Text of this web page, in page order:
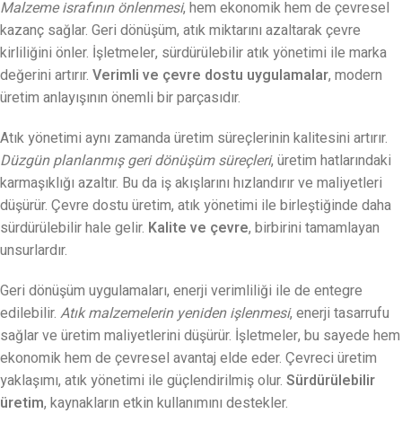
Malzeme israfının önlenmesi, hem ekonomik hem de çevresel
kazanç sağlar. Geri dönüşüm, atık miktarını azaltarak çevre
kirliliğini önler. İşletmeler, sürdürülebilir atık yönetimi ile marka
değerini artırır. Verimli ve çevre dostu uygulamalar, modern
üretim anlayışının önemli bir parçasıdır.
Atık yönetimi aynı zamanda üretim süreçlerinin kalitesini artırır.
Düzgün planlanmış geri dönüşüm süreçleri, üretim hatlarındaki
karmaşıklığı azaltır. Bu da iş akışlarını hızlandırır ve maliyetleri
düşürür. Çevre dostu üretim, atık yönetimi ile birleştiğinde daha
sürdürülebilir hale gelir. Kalite ve çevre, birbirini tamamlayan
unsurlardır.
Geri dönüşüm uygulamaları, enerji verimliliği ile de entegre
edilebilir. Atık malzemelerin yeniden işlenmesi, enerji tasarrufu
sağlar ve üretim maliyetlerini düşürür. İşletmeler, bu sayede hem
ekonomik hem de çevresel avantaj elde eder. Çevreci üretim
yaklaşımı, atık yönetimi ile güçlendirilmiş olur. Sürdürülebilir
üretim, kaynakların etkin kullanımını destekler.